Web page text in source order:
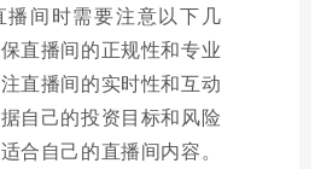
播间时需要注意以下几
直播间的正规性和专业
直播间的实时性和互动
自己的投资目标和风险
合自己的直播间内容。